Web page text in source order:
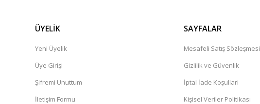
ÜYELİK
Yeni Üyelik
Üye Girişi
Şifremi Unuttum
İletişim Formu
SAYFALAR
Mesafeli Satış Sözleşmesi
Gizlilik ve Güvenlik
İptal İade Koşullari
Kişisel Veriler Politikası